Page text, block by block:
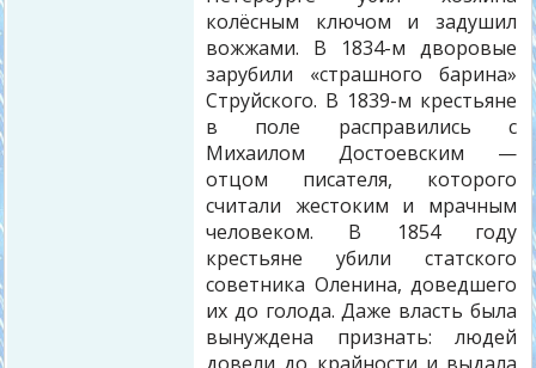
колёсным ключом и задушил
вожжами. В 1834-м дворовые
зарубили «страшного барина»
Струйского. В 1839-м крестьяне
в поле расправились с
Михаилом Достоевским —
отцом писателя, которого
считали жестоким и мрачным
человеком. В 1854 году
крестьяне убили статского
советника Оленина, доведшего
их до голода. Даже власть была
вынуждена признать: людей